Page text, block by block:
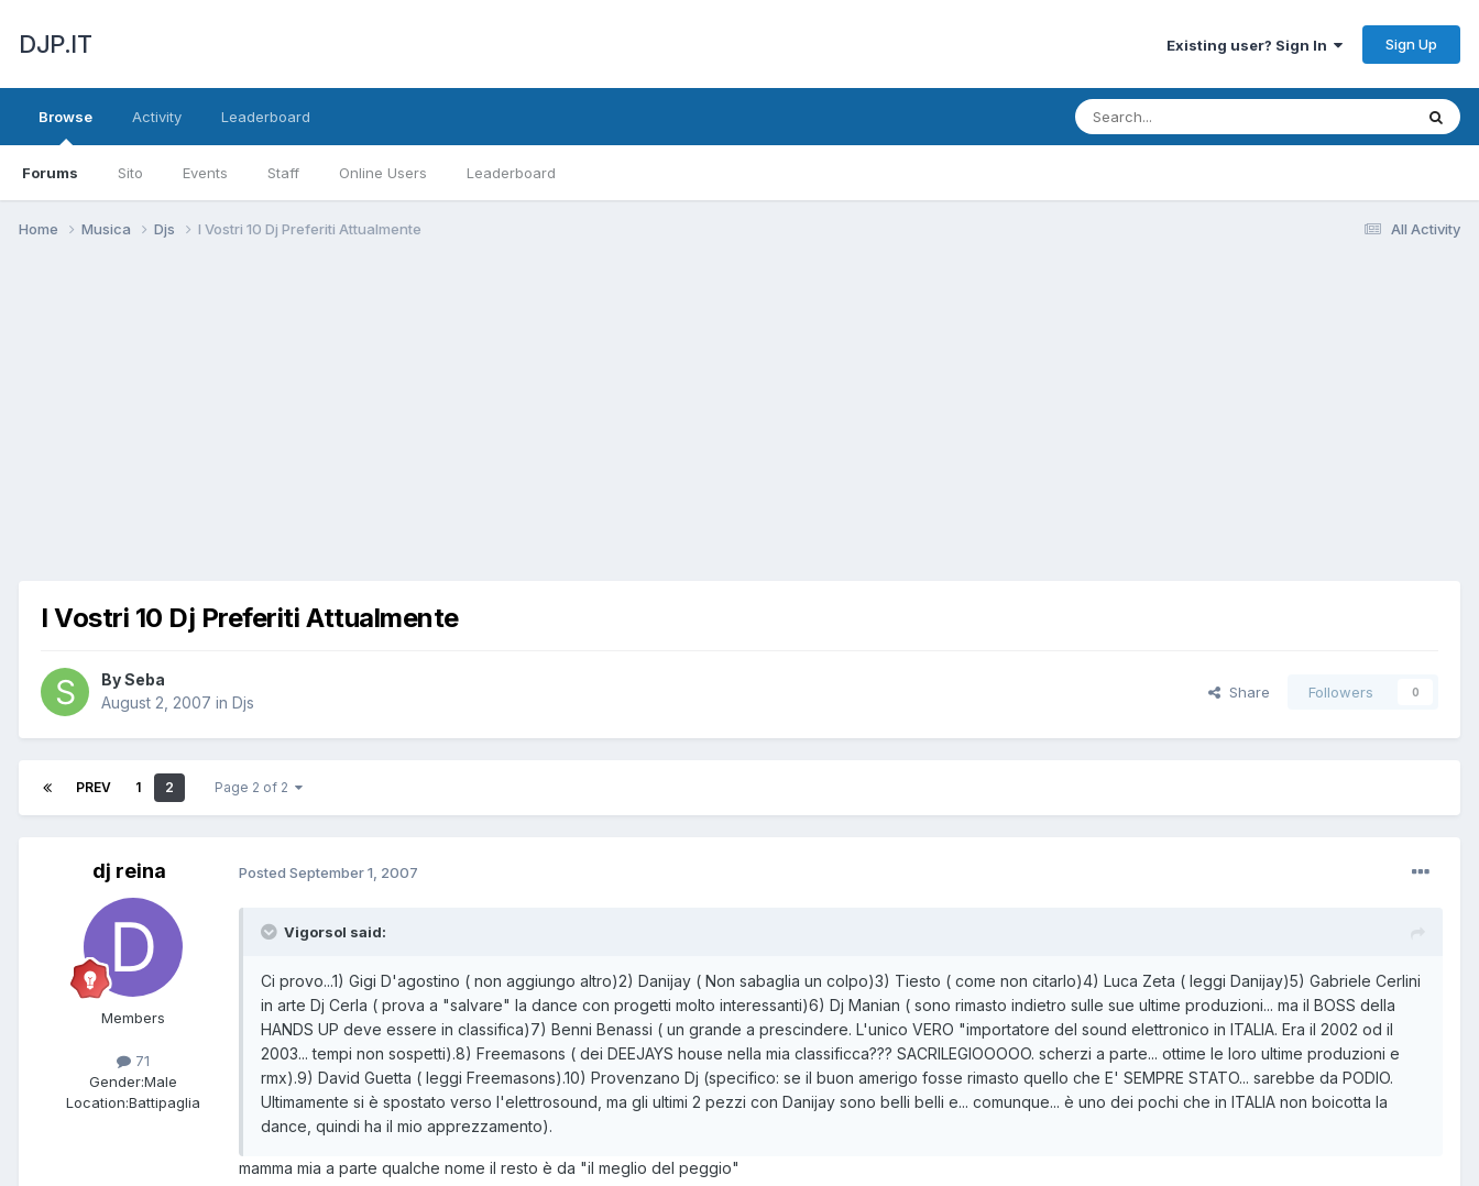
DJP.IT Existing user? Sign In Sign Up
Browse
Forums Sito Events Staff Online Users Leaderboard
Activity Leaderboard
All Activity
Home Musica Djs I Vostri 10 Dj Preferiti Attualmente
I Vostri 10 Dj Preferiti Attualmente
BySeba
August 2, 2007 in Djs
Share Followers 0
PREV 1 2 Page 2 of 2
dj reina
Members
71
Gender:Male
Location:Battipaglia
Posted September 1, 2007
Vigorsol said:
Ci provo...1) Gigi D'agostino ( non aggiungo altro)2) Danijay ( Non sabaglia un colpo)3) Tiesto ( come non citarlo)4) Luca Zeta ( leggi Danijay)5) Gabriele Cerlini
in arte Dj Cerla ( prova a "salvare" la dance con progetti molto interessanti)6) Dj Manian ( sono rimasto indietro sulle sue ultime produzioni... ma il BOSS della
HANDS UP deve essere in classifica)7) Benni Benassi ( un grande a prescindere. L'unico VERO "importatore del sound elettronico in ITALIA. Era il 2002 od il
2003... tempi non sospetti).8) Freemasons ( dei DEEJAYS house nella mia classificca??? SACRILEGIOOOOO. scherzi a parte... ottime le loro ultime produzioni e
rmx).9) David Guetta ( leggi Freemasons).10) Provenzano Dj (specifico: se il buon amerigo fosse rimasto quello che E' SEMPRE STATO... sarebbe da PODIO.
Ultimamente si è spostato verso l'elettrosound, ma gli ultimi 2 pezzi con Danijay sono belli belli e... comunque... è uno dei pochi che in ITALIA non boicotta la
dance, quindi ha il mio apprezzamento).
mamma mia a parte qualche nome il resto è da "il meglio del peggio"